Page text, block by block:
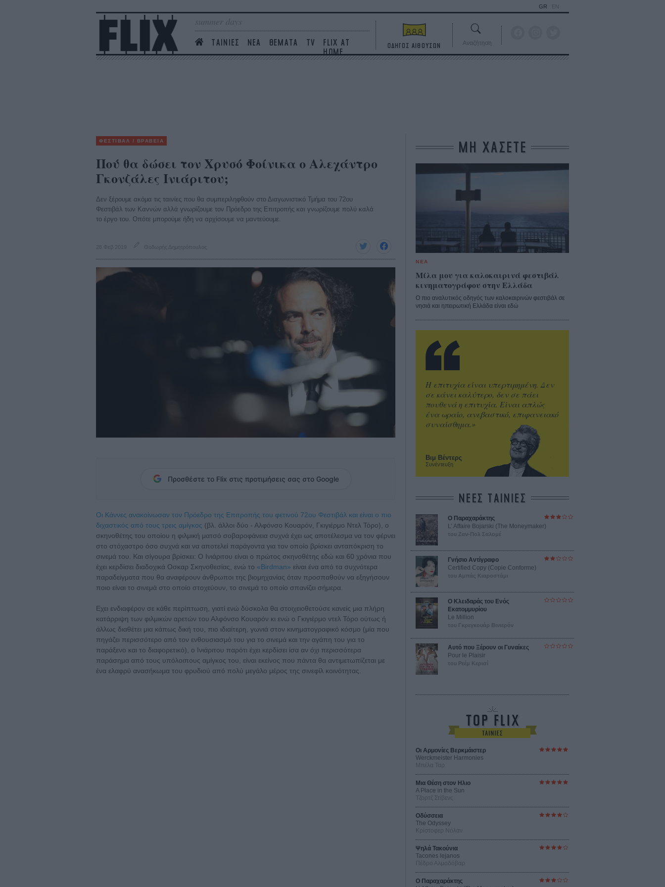
summer days
ΤΑΙΝΙΕΣ ΝΕΑ ΘΕΜΑΤΑ TV
FLIX AT
HOME
GR EN
ΟΔΗΓΟΣ ΑΙΘΟΥΣΩΝ Αναζήτηση
ΦΕΣΤΙΒΑΛ / ΒΡΑΒΕΙΑ
Πού θα δώσει τον Χρυσό Φοίνικα ο Αλεχάντρο
Γκονζάλες Ινιάριτου;
Δεν ξέρουμε ακόμα τις ταινίες που θα συμπεριληφθούν στο Διαγωνιστικό Τμήμα του 72ου
Φεστιβάλ των Καννών αλλά γνωρίζουμε τον Πρόεδρο της Επιτροπής και γνωρίζουμε πολύ καλά
το έργο του. Οπότε μπορούμε ήδη να αρχίσουμε να μαντεύουμε.
28 Φεβ 2019 Θοδωρής Δημητρόπουλος
Προσθέστε το Flix στις προτιμήσεις σας στο Google
Οι Κάννες ανακοίνωσαν τον Πρόεδρο της Επιτροπής του φετινού 72ου Φεστιβάλ και είναι ο πιο
διχαστικός από τους τρεις αμίγκος (βλ. άλλοι δύο - Αλφόνσο Κουαρόν, Γκιγιέρμο Ντελ Τόρο), ο
σκηνοθέτης του οποίου η φιλμική ματσό σοβαροφάνεια συχνά έχει ως αποτέλεσμα να τον φέρνει
στο στόχαστρο όσο συχνά και να αποτελεί παράγοντα για τον οποίο βρίσκει ανταπόκριση το
σινεμά του. Και σίγουρα βρίσκει: Ο Ινιάριτου είναι ο πρώτος σκηνοθέτης εδώ και 60 χρόνια που
έχει κερδίσει διαδοχικά Οσκαρ Σκηνοθεσίας, ενώ το «Birdman» είναι ένα από τα συχνότερα
παραδείγματα που θα αναφέρουν άνθρωποι της βιομηχανίας όταν προσπαθούν να εξηγήσουν
ποιο είναι το σινεμά στο οποίο στοχεύουν, το σινεμά το οποίο σπανίζει σήμερα.
Eχει ενδιαφέρον σε κάθε περίπτωση, γιατί ενώ δύσκολα θα στοιχειοθετούσε κανείς μια πλήρη
κατάρριψη των φιλμικών αρετών του Αλφόνσο Κουαρόν κι ενώ ο Γκιγιέρμο ντελ Τόρο ούτως ή
άλλως διαθέτει μια κάπως δική του, πιο ιδιαίτερη, γωνιά στον κινηματογραφικό κόσμο (μία που
πηγάζει περισσότερο από τον ενθουσιασμό του για το σινεμά και την αγάπη του για το
παράξενο και το διαφορετικό), ο Ινιάριτου παρότι έχει κερδίσει ίσα αν όχι περισσότερα
παράσημα από τους υπόλοιπους αμίγκος του, είναι εκείνος που πάντα θα αντιμετωπίζεται με
ένα ελαφρύ ανασήκωμα του φρυδιού από πολύ μεγάλο μέρος της σινεφίλ κοινότητας.
ΜΗ ΧΑΣΕΤΕ
ΝΕΑ
Μίλα μου για καλοκαιρινά φεστιβάλ
κινηματογράφου στην Ελλάδα
Ο πιο αναλυτικός οδηγός των καλοκαιρινών φεστιβάλ σε
νησιά και ηπειρωτική Ελλάδα είναι εδώ
Βιμ Βέντερς
Συνέντευξη
Η επιτυχία είναι υπερτιμημένη. Δεν
σε κάνει καλύτερο, δεν σε πάει
πουθενά η επιτυχία. Είναι απλώς
ένα ωραίο, ανεβαστικό, επιφανειακό
συναίσθημα.»
ΝΕΕΣ ΤΑΙΝΙΕΣ
Ο Παραχαράκτης
L’ Affaire Bojarski (The Moneymaker)
του Ζαν-Πολ Σαλομέ
Γνήσιο Αντίγραφο
Certified Copy (Copie Conforme)
του Αμπάς Κιαροστάμι
Ο Κλειδαράς του Ενός
Εκατομμυρίου
Le Million
του Γκρεγκουάρ Βινιερόν
Αυτό που Ξέρουν οι Γυναίκες
Pour le Plaisir
του Ρεέμ Κερισί
Οι Αρμονίες Βερκμάιστερ
Werckmeister Harmonies
Μπέλα Ταρ
Μια Θέση στον Ηλιο
A Place in the Sun
Τζορτζ Στίβενς
Οδύσσεια
The Odyssey
Κρίστοφερ Νόλαν
Ψηλά Τακούνια
Tacones lejanos
Πέδρο Αλμοδόβαρ
Ο Παραχαράκτης